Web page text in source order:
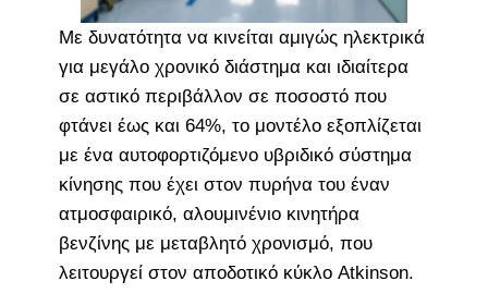
Με δυνατότητα να κινείται αμιγώς ηλεκτρικά
για μεγάλο χρονικό διάστημα και ιδιαίτερα
σε αστικό περιβάλλον σε ποσοστό που
φτάνει έως και 64%, το μοντέλο εξοπλίζεται
με ένα αυτοφορτιζόμενο υβριδικό σύστημα
κίνησης που έχει στον πυρήνα του έναν
ατμοσφαιρικό, αλουμινένιο κινητήρα
βενζίνης με μεταβλητό χρονισμό, που
λειτουργεί στον αποδοτικό κύκλο Atkinson.